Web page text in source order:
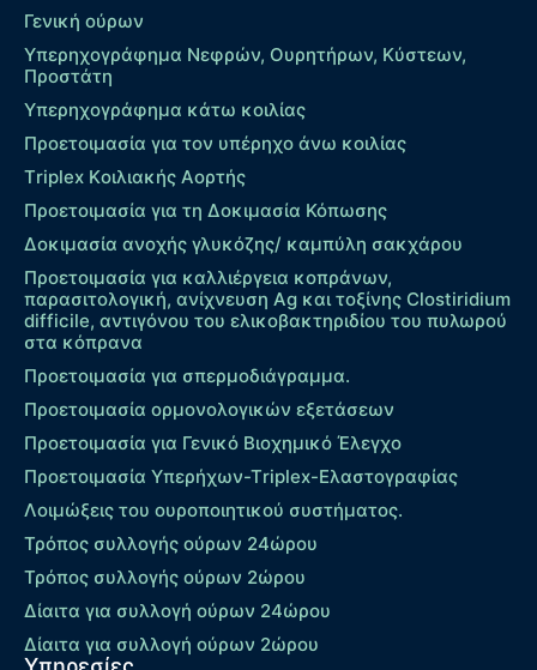
Γενική ούρων
Υπερηχογράφημα Νεφρών, Ουρητήρων, Κύστεων,
Προστάτη
Υπερηχογράφημα κάτω κοιλίας
Προετοιμασία για τον υπέρηχο άνω κοιλίας
Τriplex Kοιλιακής Αορτής
Προετοιμασία για τη Δοκιμασία Κόπωσης
Δοκιμασία ανοχής γλυκόζης/ καμπύλη σακχάρου
Προετοιμασία για καλλιέργεια κοπράνων,
παρασιτολογική, ανίχνευση Ag και τοξίνης Clostiridium
difficile, αντιγόνου του ελικοβακτηριδίου του πυλωρού
στα κόπρανα
Προετοιμασία για σπερμοδιάγραμμα.
Προετοιμασία ορμονολογικών εξετάσεων
Προετοιμασία για Γενικό Βιοχημικό Έλεγχο
Προετοιμασία Υπερήχων-Τriplex-Ελαστογραφίας
Λοιμώξεις του ουροποιητικού συστήματος.
Τρόπος συλλογής ούρων 24ώρου
Τρόπος συλλογής ούρων 2ώρου
Δίαιτα για συλλογή ούρων 24ώρου
Δίαιτα για συλλογή ούρων 2ώρου